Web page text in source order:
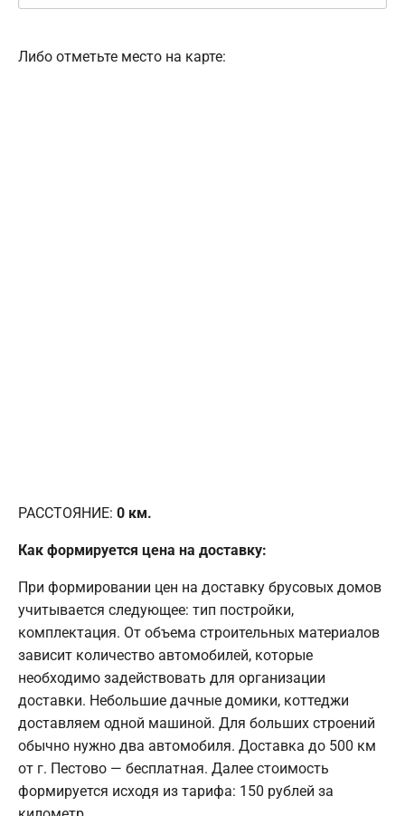
Либо отметьте место на карте:
РАССТОЯНИЕ: 0 км.
Как формируется цена на доставку:
При формировании цен на доставку брусовых домов
учитывается следующее: тип постройки,
комплектация. От объема строительных материалов
зависит количество автомобилей, которые
необходимо задействовать для организации
доставки. Небольшие дачные домики, коттеджи
доставляем одной машиной. Для больших строений
обычно нужно два автомобиля. Доставка до 500 км
от г. Пестово — бесплатная. Далее стоимость
формируется исходя из тарифа: 150 рублей за